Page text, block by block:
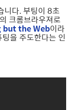
니다. 부팅이 8초
크롬브라우져로
the Web이라
을 주도한다는 인